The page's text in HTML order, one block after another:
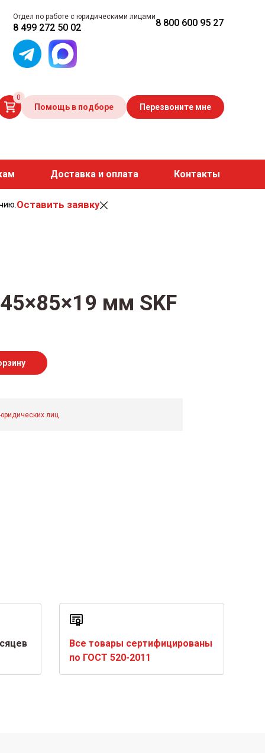
Отдел по работе с юридическими лицами
8 499 272 50 02 8 800 600 95 27
0
Помощь в подборе Перезвоните мне
Доставка и оплата Контакты
Оставить заявку
мм SKF
лиц
Все товары сертифицированы
по ГОСТ 520-2011